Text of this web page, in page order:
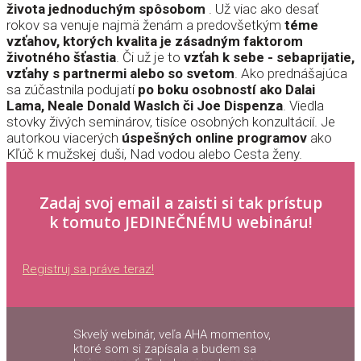
života jednoduchým spôsobom . Už viac ako desať
rokov sa venuje najmä ženám a predovšetkým téme
vzťahov, ktorých kvalita je zásadným faktorom
životného šťastia. Či už je to vzťah k sebe - sebaprijatie,
vzťahy s partnermi alebo so svetom. Ako prednášajúca
sa zúčastnila podujatí po boku osobností ako Dalai
Lama, Neale Donald Waslch či Joe Dispenza. Viedla
stovky živých seminárov, tisíce osobných konzultácií. Je
autorkou viacerých úspešných online programov ako
Kľúč k mužskej duši, Nad vodou alebo Cesta ženy.
Zadaj svoj email a zaisti si tak prístup
k tomuto JEDINEČNÉMU webináru!
Registruj sa práve teraz!
Skvelý webinár, veľa AHA momentov,
ktoré som si zapísala a budem sa